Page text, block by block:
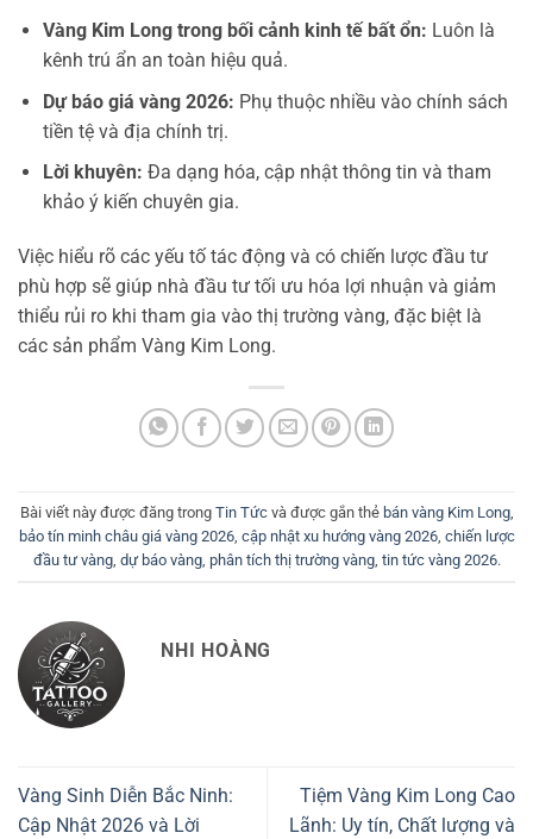
Vàng Kim Long trong bối cảnh kinh tế bất ổn: Luôn là
kênh trú ẩn an toàn hiệu quả.
Dự báo giá vàng 2026: Phụ thuộc nhiều vào chính sách
tiền tệ và địa chính trị.
Lời khuyên: Đa dạng hóa, cập nhật thông tin và tham
khảo ý kiến chuyên gia.
Việc hiểu rõ các yếu tố tác động và có chiến lược đầu tư
phù hợp sẽ giúp nhà đầu tư tối ưu hóa lợi nhuận và giảm
thiểu rủi ro khi tham gia vào thị trường vàng, đặc biệt là
các sản phẩm Vàng Kim Long.
Bài viết này được đăng trong Tin Tứcvà được gắn thẻ bán vàng Kim Long,
bảo tín minh châu giá vàng 2026, cập nhật xu hướng vàng 2026, chiến lược
đầu tư vàng, dự báo vàng, phân tích thị trường vàng, tin tức vàng 2026.
NHI HOÀNG
Vàng Sinh Diễn Bắc Ninh:
Cập Nhật 2026 và Lời
Tiệm Vàng Kim Long Cao
Lãnh: Uy tín, Chất lượng và